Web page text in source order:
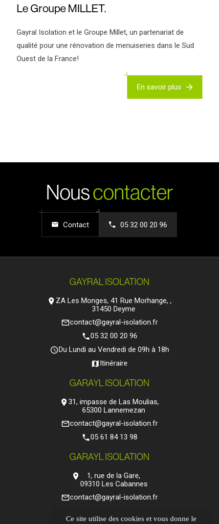
Le Groupe MILLET.
Gayral Isolation et le Groupe Millet, un partenariat de
qualité pour une rénovation de menuiseries dans le Sud
Ouest de la France!
En savoir plus
Nouscontacter
Contact 05 32 00 20 96
GAYRAL ISOLATION
location_on ZA Les Monges, 41 Rue Morhange, ,
31450 Deyme
mail_outlinecontact@gayral-isolation.fr
phone05 32 00 20 96
query_builderDu Lundi au Vendredi de 09h à 18h
mapItinéraire
GARAYL ISOLATION
location_on31, impasse de Las Moulias,
65300 Lannemezan
mail_outlinecontact@gayral-isolation.fr
phone05 61 84 13 98
GARAYL ISOLATION
location_on
1, rue de la Gare,
09310 Les Cabannes
mail_outlinecontact@gayral-isolation.fr
Ce site utilise des cookies et vous donne le